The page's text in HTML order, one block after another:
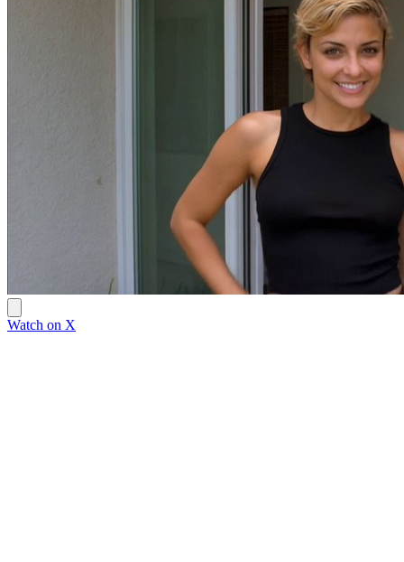
Watch on X